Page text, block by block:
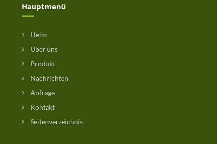
Hauptmenü
Heim
Über uns
Produkt
Nachrichten
Anfrage
Kontakt
Seitenverzeichnis